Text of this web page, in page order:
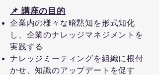
📌 講座の目的
企業内の様々な暗黙知を形式知化
し、企業のナレッジマネジメントを
実践する
ナレッジミーティングを組織に根付
かせ、知識のアップデートを促す